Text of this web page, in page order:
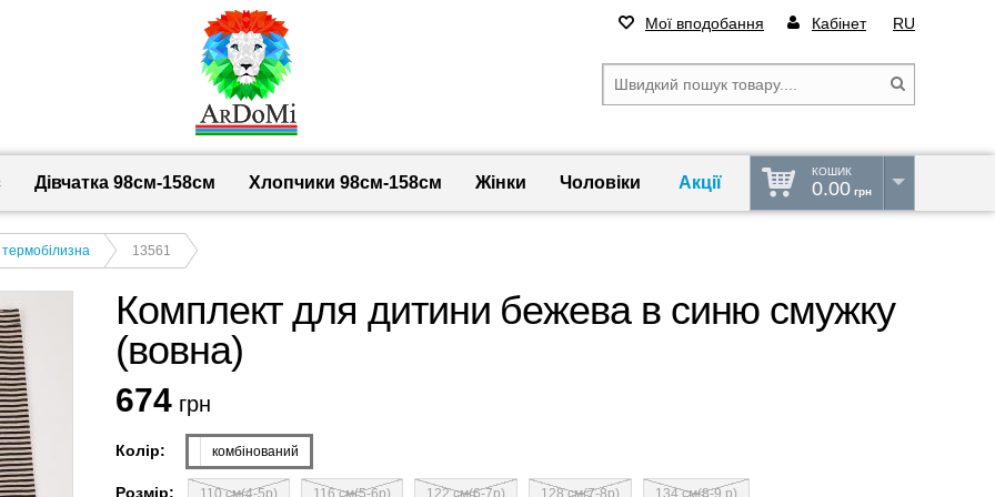
Мої вподобання Кабінет RU
Дівчатка 98cм-158см Хлопчики 98см-158см Жінки Чоловіки Акції
КОШИК
0.00 грн
13561
Комплект для дитини бежева в синю смужку
(вовна)
674 грн
Колір: комбінований
Розмір: 110 см(4-5р) 116 см(5-6р) 122 см(6-7р) 128 см(7-8р) 134 см(8-9 р)